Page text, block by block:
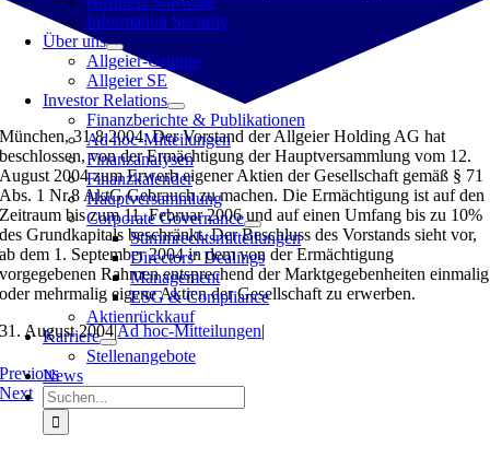
Information Security
Über uns
Allgeier-Gruppe
Allgeier SE
Investor Relations
Finanzberichte & Publikationen
Ad hoc-Mitteilungen
Finanzanalysen
Finanzkalender
Hauptversammlung
Corporate Governance
Stimmrechtsmitteilungen
Directors‘ Dealings
Management
ESG & Compliance
Aktienrückkauf
Karriere
Stellenangebote
News
Suche
nach:
München, 31.8.2004. Der Vorstand der Allgeier Holding AG hat
beschlossen, von der Ermächtigung der Hauptversammlung vom 12.
August 2004 zum Erwerb eigener Aktien der Gesellschaft gemäß § 71
Abs. 1 Nr.8 AktG Gebrauch zu machen. Die Ermächtigung ist auf den
Zeitraum bis zum 11. Februar 2006 und auf einen Umfang bis zu 10%
des Grundkapitals beschränkt. Der Beschluss des Vorstands sieht vor,
ab dem 1. September 2004 in dem von der Ermächtigung
vorgegebenen Rahmen entsprechend der Marktgegebenheiten einmalig
oder mehrmalig eigene Aktien der Gesellschaft zu erwerben.
31. August 2004|Ad hoc-Mitteilungen|
Previous
Next